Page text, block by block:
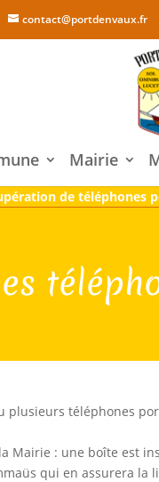
contact@portdenvaux.fr
Mairie
de téléphones
plusieurs téléphones
Mairie : une boîte est
qui en assurera